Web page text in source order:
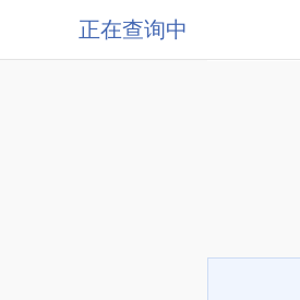
正在查询中